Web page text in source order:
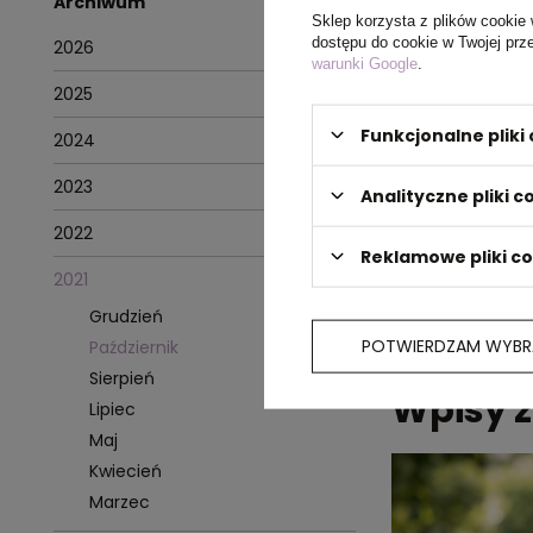
2026
2025
2024
2023
2022
2021
Grudzień
Październik
Sierpień
Lipiec
Maj
Kwiecień
Marzec
przychodzą
Tobą!
pokryje
rzucającą się
Autor wpisu:
Wpisy
Sklep korzysta z plików cookie
dostępu do cookie w Twojej
warunki Google
Funkcjonalne
Analityczne pliki
Reklamowe pliki
POTWIERDZAM